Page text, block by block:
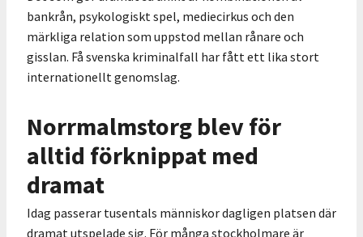
bankrån, psykologiskt spel, mediecirkus och den
märkliga relation som uppstod mellan rånare och
gisslan. Få svenska kriminalfall har fått ett lika stort
internationellt genomslag.
Norrmalmstorg blev för
alltid förknippat med
dramat
Idag passerar tusentals människor dagligen platsen där
dramat utspelade sig. För många stockholmare är